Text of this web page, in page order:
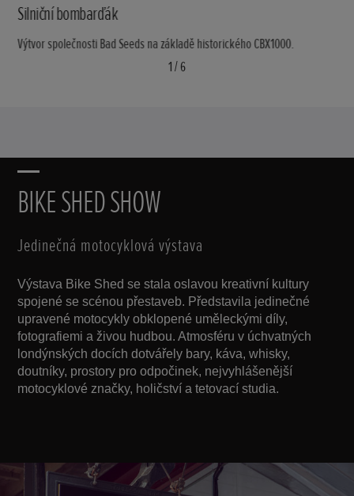
Silniční bombarďák
Výtvor společnosti Bad Seeds na základě historického CBX1000.
1/6
BIKE SHED SHOW
Jedinečná motocyklová výstava
Výstava Bike Shed se stala oslavou kreativní kultury
spojené se scénou přestaveb. Představila jedinečné
upravené motocykly obklopené uměleckými díly,
fotografiemi a živou hudbou. Atmosféru v úchvatných
londýnských docích dotvářely bary, káva, whisky,
doutníky, prostory pro odpočinek, nejvyhlášenější
motocyklové značky, holičství a tetovací studia.